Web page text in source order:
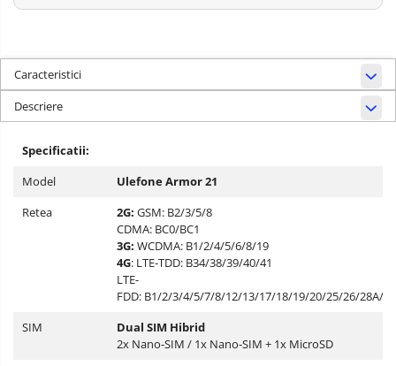
Caracteristici
Descriere
Specificatii:
Model
Ulefone Armor 21
Retea
2G: GSM: B2/3/5/8
CDMA: BC0/BC1
3G: WCDMA: B1/2/4/5/6/8/19
4G: LTE-TDD: B34/38/39/40/41
LTE-
FDD: B1/2/3/4/5/7/8/12/13/17/18/19/20/25/26/28A/
SIM
Dual SIM Hibrid
2x Nano-SIM / 1x Nano-SIM + 1x MicroSD